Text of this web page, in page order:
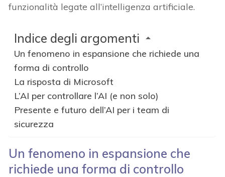
funzionalità legate all’intelligenza artificiale.
Indice degli argomenti
Un fenomeno in espansione che richiede una
forma di controllo
La risposta di Microsoft
L’AI per controllare l’AI (e non solo)
Presente e futuro dell’AI per i team di
sicurezza
Un fenomeno in espansione che
richiede una forma di controllo